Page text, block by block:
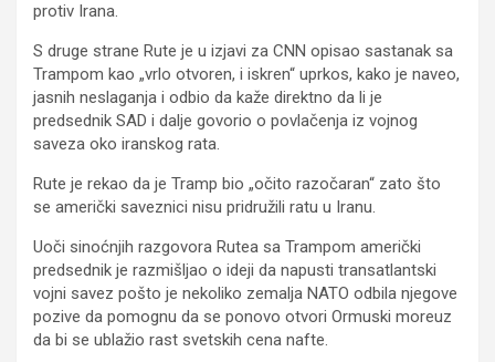
protiv Irana.
S druge strane Rute je u izjavi za CNN opisao sastanak sa
Trampom kao „vrlo otvoren, i iskren“ uprkos, kako je naveo,
jasnih neslaganja i odbio da kaže direktno da li je
predsednik SAD i dalje govorio o povlačenja iz vojnog
saveza oko iranskog rata.
Rute je rekao da je Tramp bio „očito razočaran“ zato što
se američki saveznici nisu pridružili ratu u Iranu.
Uoči sinoćnjih razgovora Rutea sa Trampom američki
predsednik je razmišljao o ideji da napusti transatlantski
vojni savez pošto je nekoliko zemalja NATO odbila njegove
pozive da pomognu da se ponovo otvori Ormuski moreuz
da bi se ublažio rast svetskih cena nafte.